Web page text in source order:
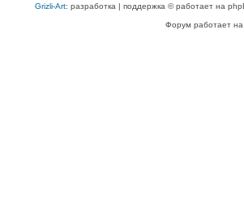
Grizli-Art: разработка | поддержка © работает на
Форум работает